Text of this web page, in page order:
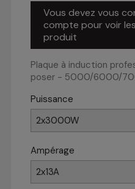
Vous devez vous
compte pour voir
produit
Plaque à induction
poser - 5000/6000/
Puissance
Ampérage